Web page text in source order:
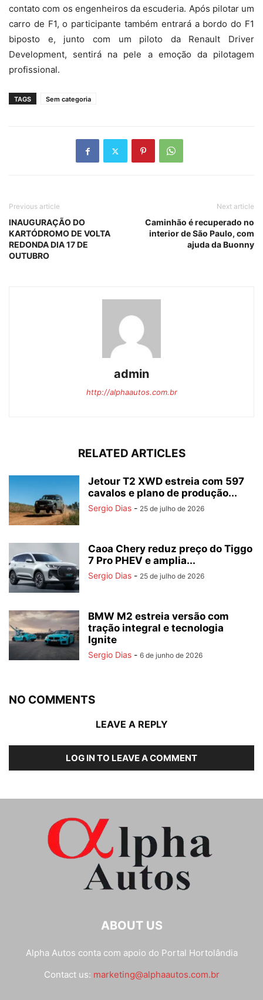
contato com os engenheiros da escuderia. Após pilotar um
carro de F1, o participante também entrará a bordo do F1
biposto e, junto com um piloto da Renault Driver
Development, sentirá na pele a emoção da pilotagem
profissional.
TAGS Sem categoria
Previous article
INAUGURAÇÃO DO
KARTÓDROMO DE VOLTA
REDONDA DIA 17 DE
OUTUBRO
Next article
Caminhão é recuperado no
interior de São Paulo, com
ajuda da Buonny
admin
http://alphaautos.com.br
RELATED ARTICLES
Jetour T2 XWD estreia com 597
cavalos e plano de produção...
Sergio Dias - 25 de julho de 2026
Caoa Chery reduz preço do Tiggo
7 Pro PHEV e amplia...
Sergio Dias - 25 de julho de 2026
BMW M2 estreia versão com
tração integral e tecnologia
Ignite
Sergio Dias - 6 de junho de 2026
NO COMMENTS
LEAVE A REPLY
LOG IN TO LEAVE A COMMENT
ABOUT US
Alpha Autos conta com apoio do Portal Hortolândia
Contact us: marketing@alphaautos.com.br